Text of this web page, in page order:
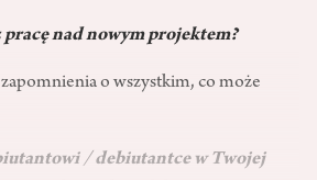
pracę nad nowym projektem?
o wszystkim, co może
/ debiutantce w Twojej